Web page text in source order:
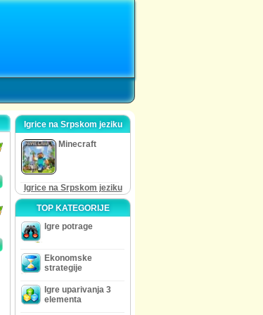
Igrice na Srpskom jeziku
Minecraft
Igrice na Srpskom jeziku
TOP KATEGORIJE
Igre potrage
Ekonomske
strategije
Igre uparivanja 3
elementa